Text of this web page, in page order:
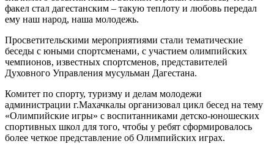
факел стал дагестанским – такую теплоту и любовь передал
ему наш народ, наша молодежь.
Просветительскими мероприятиями стали тематические
беседы с юными спортсменами, с участием олимпийских
чемпионов, известных спортсменов, представителей
Духовного Управления мусульман Дагестана.
Комитет по спорту, туризму и делам молодежи
администрации г.Махачкалы организовал цикл бесед на тему
«Олимпийские игры» с воспитанниками детско-юношеских
спортивных школ для того, чтобы у ребят сформировалось
более четкое представление об Олимпийских играх.